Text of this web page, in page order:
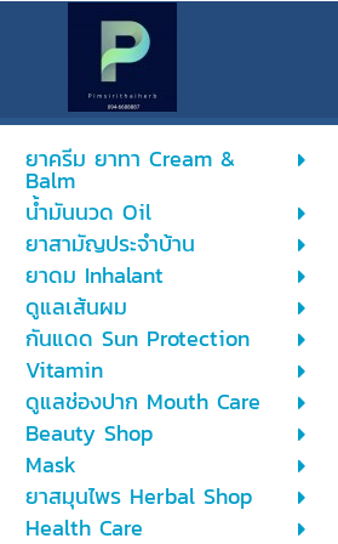
ยาครีม ยาทา Cream &
Balm
น้ำมันนวด Oil
ยาสามัญประจำบ้าน
ยาดม Inhalant
ดูแลเส้นผม
กันแดด Sun Protection
Vitamin
ดูแลช่องปาก Mouth Care
Beauty Shop
Mask
ยาสมุนไพร Herbal Shop
Health Care